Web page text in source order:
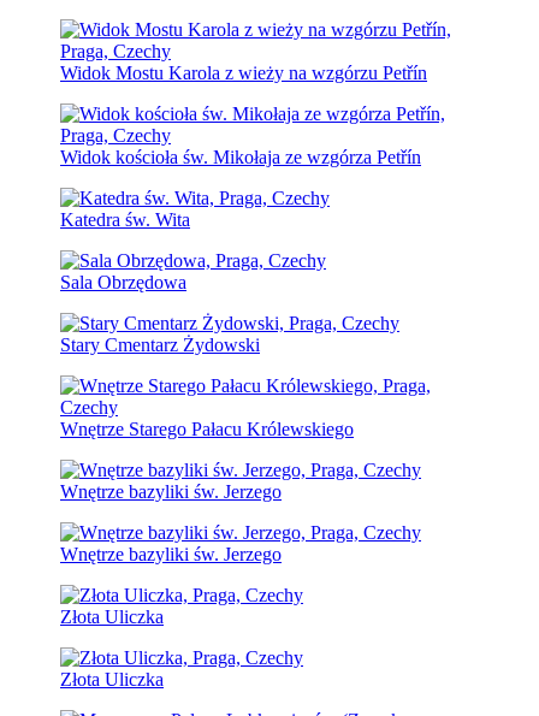
Widok Mostu Karola z wieży na wzgórzu Petřín
Widok kościoła św. Mikołaja ze wzgórza Petřín
Katedra św. Wita
Sala Obrzędowa
Stary Cmentarz Żydowski
Wnętrze Starego Pałacu Królewskiego
Wnętrze bazyliki św. Jerzego
Wnętrze bazyliki św. Jerzego
Złota Uliczka
Złota Uliczka